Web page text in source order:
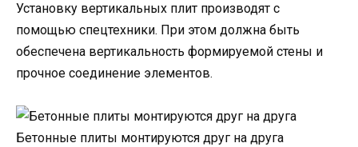
Установку вертикальных плит производят с
помощью спецтехники. При этом должна быть
обеспечена вертикальность формируемой стены и
прочное соединение элементов.
Бетонные плиты монтируются друг на друга